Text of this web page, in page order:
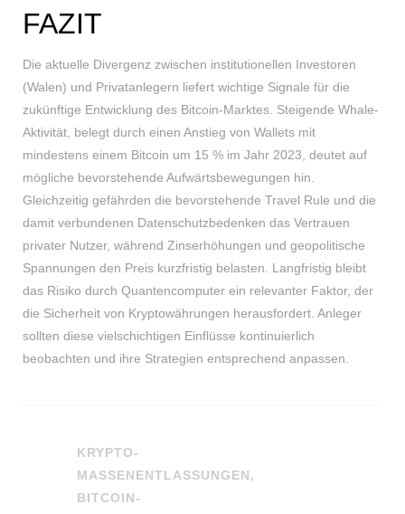
FAZIT
Die aktuelle Divergenz zwischen institutionellen Investoren
(Walen) und Privatanlegern liefert wichtige Signale für die
zukünftige Entwicklung des Bitcoin-Marktes. Steigende Whale-
Aktivität, belegt durch einen Anstieg von Wallets mit
mindestens einem Bitcoin um 15 % im Jahr 2023, deutet auf
mögliche bevorstehende Aufwärtsbewegungen hin.
Gleichzeitig gefährden die bevorstehende Travel Rule und die
damit verbundenen Datenschutzbedenken das Vertrauen
privater Nutzer, während Zinserhöhungen und geopolitische
Spannungen den Preis kurzfristig belasten. Langfristig bleibt
das Risiko durch Quantencomputer ein relevanter Faktor, der
die Sicherheit von Kryptowährungen herausfordert. Anleger
sollten diese vielschichtigen Einflüsse kontinuierlich
beobachten und ihre Strategien entsprechend anpassen.
KRYPTO-
MASSENENTLASSUNGEN,
BITCOIN-